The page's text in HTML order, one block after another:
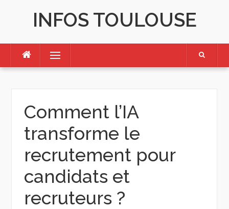
INFOS TOULOUSE
Menu
Comment l’IA
transforme le
recrutement pour
candidats et
recruteurs ?